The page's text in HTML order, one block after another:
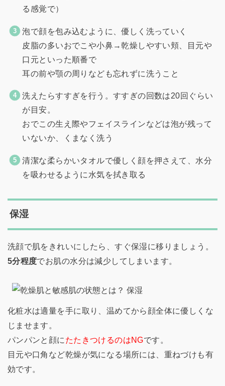
る感覚で）
泡で顔を包み込むように、優しく洗っていく
皮脂の多いおでこや小鼻→乾燥しやすい頬、目元や
口元といった順番で
耳の前や顎の周りなども忘れずに洗うこと
洗えたらすすぎを行う。すすぎの回数は20回ぐらい
が目安。
おでこの生え際やフェイスラインなどは泡が残って
いないか、くまなく洗う
清潔な柔らかいタオルで優しく顔を押さえて、水分
を吸わせるように水気を拭き取る
保湿
洗顔で肌をきれいにしたら、すぐ保湿に移りましょう。
5分程度でお肌の水分は減少してしまいます。
化粧水は適量を手に取り、温めてから顔全体に優しくな
じませます。
パンパンと顔に たたきつけるのはNGです。
目元や口角など乾燥が気になる場所には、重ねづけも有
効です。